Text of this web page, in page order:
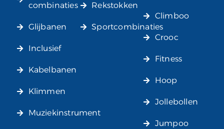
combinaties
Glijbanen
Inclusief
Kabelbanen
Klimmen
Muziekinstrument
Rekstokken
Sportcombinaties
Climboo
Crooc
Fitness
Hoop
Jollebollen
Jumpoo